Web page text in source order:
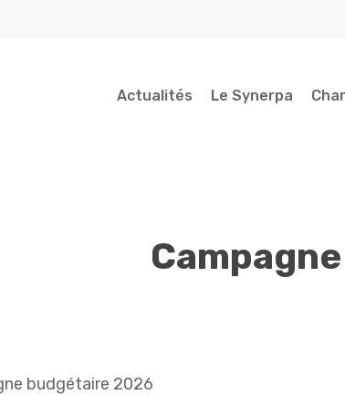
Actualités Le Synerpa
budgétaire 2026